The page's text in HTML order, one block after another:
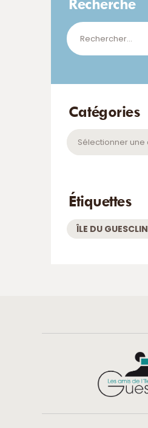
Recherche
Rechercher :
Catégories
Catégories
Étiquettes
ÎLE DU GUESCLIN